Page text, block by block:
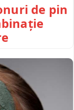
de pin